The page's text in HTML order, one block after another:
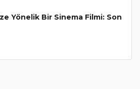
Yönelik Bir Sinema Filmi: Son